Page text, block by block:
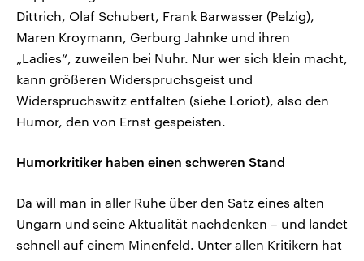
Dittrich, Olaf Schubert, Frank Barwasser (Pelzig),
Maren Kroymann, Gerburg Jahnke und ihren
„Ladies“, zuweilen bei Nuhr. Nur wer sich klein macht,
kann größeren Widerspruchsgeist und
Widerspruchswitz entfalten (siehe Loriot), also den
Humor, den von Ernst gespeisten.
Humorkritiker haben einen schweren Stand
Da will man in aller Ruhe über den Satz eines alten
Ungarn und seine Aktualität nachdenken – und landet
schnell auf einem Minenfeld. Unter allen Kritikern hat